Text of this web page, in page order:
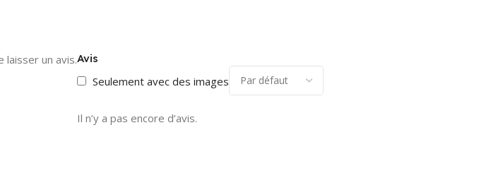
Avis
Seulement avec des images
Il n’y a pas encore d’avis.
laisser un avis.